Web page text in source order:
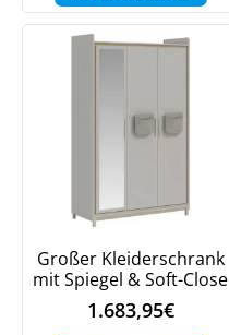
Großer Kleiderschrank
mit Spiegel & Soft-Close
1.683,95€